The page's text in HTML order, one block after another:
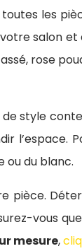
les
salon
rose
style
ou du blanc.
pièce.
vous
mesure,